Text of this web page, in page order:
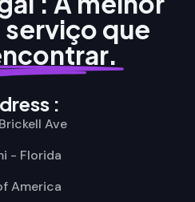
que
:
Ave
- Florida
America